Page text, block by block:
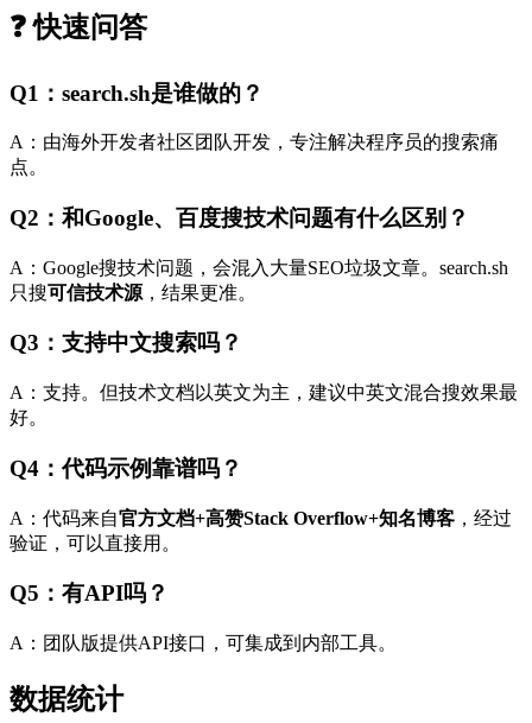
❓ 快速问答
Q1：search.sh是谁做的？
A：由海外开发者社区团队开发，专注解决程序员的搜索痛
点。
Q2：和Google、百度搜技术问题有什么区别？
A：Google搜技术问题，会混入大量SEO垃圾文章。search.sh
只搜可信技术源 ，结果更准。
Q3：支持中文搜索吗？
A：支持。但技术文档以英文为主，建议中英文混合搜效果最
好。
Q4：代码示例靠谱吗？
A：代码来自官方文档+高赞Stack Overflow+知名博客 ，经过
验证，可以直接用。
Q5：有API吗？
A：团队版提供API接口，可集成到内部工具。
数据统计